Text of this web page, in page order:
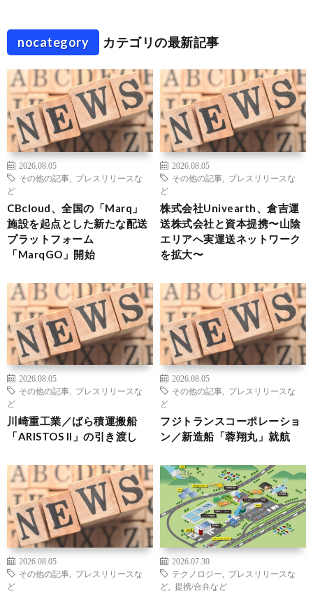
nocategory カテゴリの最新記事
2026.08.05
その他の記事
プレスリリースな
ど
CBcloud、全国の「Marq」
施設を起点とした新たな配送
プラットフォーム
「MarqGO」開始
2026.08.05
その他の記事
プレスリリースな
ど
株式会社Univearth、倉吉運
送株式会社と資本提携〜山陰
エリアへ実運送ネットワーク
を拡大〜
2026.08.05
その他の記事
プレスリリースな
ど
川崎重工業／ばら積運搬船
「ARISTOS II」の引き渡し
2026.08.05
その他の記事
プレスリリースな
ど
フジトランスコーポレーショ
ン／新造船「蓉翔丸」就航
2026.08.05
その他の記事
プレスリリースな
ど
2026.07.30
テクノロジー
プレスリリースな
ど
提携/合弁など